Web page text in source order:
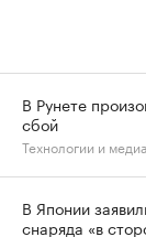
В Рунете
сбой
Технологии и
В Японии
снаряда «в